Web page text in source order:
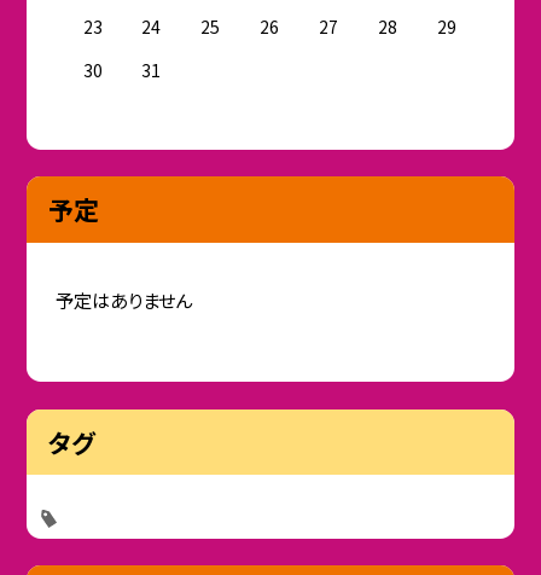
23
24 25 26 27 28
29
30
31
予定
予定はありません
タグ